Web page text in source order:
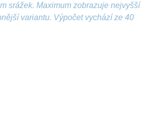
srážek. Maximum zobrazuje nejvyšší
variantu. Výpočet vychází ze 40